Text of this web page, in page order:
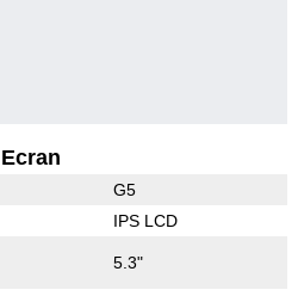
Ecran
G5
IPS LCD
5.3"